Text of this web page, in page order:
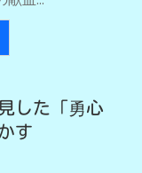
した「勇心
す